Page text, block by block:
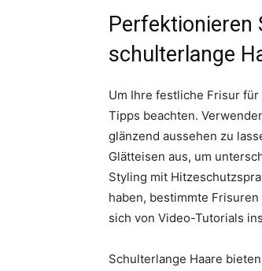
Perfektionieren
schulterlange
Um Ihre festliche Frisur
Tipps beachten.
glänzend aussehen zu
Glätteisen aus, um
Styling mit
haben, bestimmte
sich von Video-Tutorials
Schulterlange Haare